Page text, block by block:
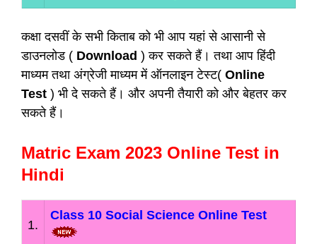
कक्षा दसवीं के सभी किताब को भी आप यहां से आसानी से
डाउनलोड ( Download ) कर सकते हैं। तथा आप हिंदी
माध्यम तथा अंग्रेजी माध्यम में ऑनलाइन टेस्ट( Online
Test ) भी दे सकते हैं। और अपनी तैयारी को और बेहतर कर
सकते हैं।
Matric Exam 2023 Online Test in
Hindi
1.
Class 10 Social Science Online Test